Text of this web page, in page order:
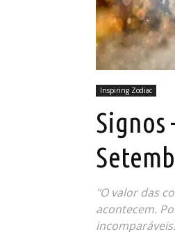
Inspiring Zodiac
Signos
"O valor das
acontecem.